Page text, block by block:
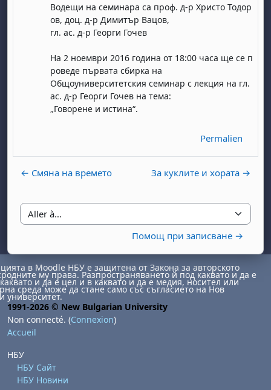
Водещи на семинара са проф. д-⁠р Христо Тодор
ов, доц. д-⁠р Димитър Вацов,
гл. ас. д-⁠р Георги Гочев
На 2 ноември 2016 година от 18:00 часа ще се п
роведе първата сбирка на
Общоуниверситетския семинар с лекция на гл.
ас. д-⁠р Георги Гочев на тема:
„Говорене и истина“.
Permalien
← Смяна на времето За куклите и хората →
Aller à…
Помощ при записване →
samedi 1 août
dimanche 2 août
août
août 14 août
samedi 15 août
dimanche 16 août
août
août 21 août
samedi 22 août
dimanche 23 août
août
août 28 août
samedi 29 août
dimanche 30 août
в Moodle НБУ е защитена от Закона за авторското
му права. Разпространяването й под каквато и да е
и да е цел и в каквато и да е медия, носител или
среда може да стане само със съгласието на Нов
университет.
1991-2026 © New Bulgarian University
Non connecté. (Connexion)
Accueil
НБУ
НБУ Сайт
НБУ Новини